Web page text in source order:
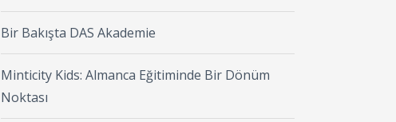
Bir Bakışta DAS Akademie
Minticity Kids: Almanca Eğitiminde Bir Dönüm
Noktası